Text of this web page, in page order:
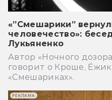
«”Смешарики”
человечество»:
Лукьяненко
Автор «Ночного
говорит о Кроше,
«Смешариках».
РЕКЛАМА